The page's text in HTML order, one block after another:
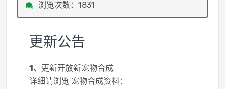
浏览次数：1831
更新公告
1、 更新开放新宠物合成
详细请浏览 宠物合成资料：